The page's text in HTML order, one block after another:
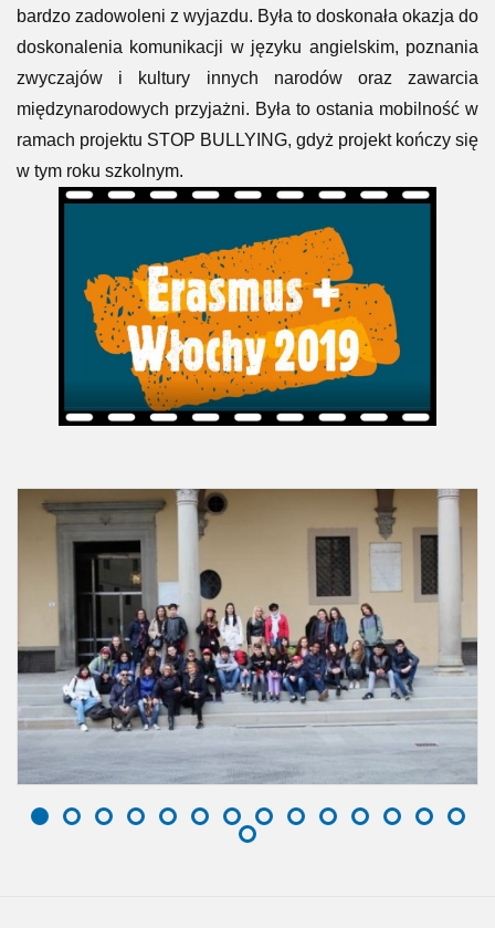
bardzo zadowoleni z wyjazdu. Była to doskonała okazja do
doskonalenia komunikacji w języku angielskim, poznania
zwyczajów i kultury innych narodów oraz zawarcia
międzynarodowych przyjażni. Była to ostania mobilność w
ramach projektu STOP BULLYING, gdyż projekt kończy się
w tym roku szkolnym.